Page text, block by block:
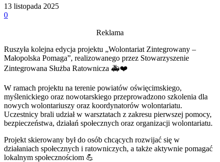
13 listopada 2025
0
Reklama
Ruszyła kolejna edycja projektu „Wolontariat Zintegrowany –
Małopolska Pomaga”, realizowanego przez Stowarzyszenie
Zintegrowana Służba Ratownicza 🚑❤️
W ramach projektu na terenie powiatów oświęcimskiego,
myślenickiego oraz nowotarskiego przeprowadzono szkolenia dla
nowych wolontariuszy oraz koordynatorów wolontariatu.
Uczestnicy brali udział w warsztatach z zakresu pierwszej pomocy,
bezpieczeństwa, działań społecznych oraz organizacji wolontariatu.
Projekt skierowany był do osób chcących rozwijać się w
działaniach społecznych i ratowniczych, a także aktywnie pomagać
lokalnym społecznościom 💪